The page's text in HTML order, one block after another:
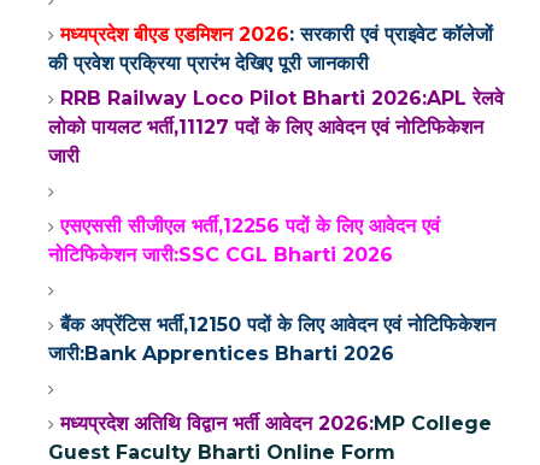
मध्यप्रदेश बीएड एडमिशन 2026: सरकारी एवं प्राइवेट कॉलेजों
की प्रवेश प्रक्रिया प्रारंभदेखिए पूरी जानकारी
RRB Railway Loco Pilot Bharti 2026:APL रेलवे
लोको पायलट भर्ती,11127 पदों के लिए आवेदन एवं नोटिफिकेशन
जारी
एसएससी सीजीएल भर्ती,12256 पदों के लिए आवेदन एवं
नोटिफिकेशन जारी:SSC CGL Bharti 2026
बैंक अप्रेंटिस भर्ती,12150 पदों के लिए आवेदन एवं नोटिफिकेशन
जारी:Bank Apprentices Bharti 2026
मध्यप्रदेश अतिथि विद्वान भर्ती आवेदन 2026:MP College
Guest Faculty Bharti Online Form